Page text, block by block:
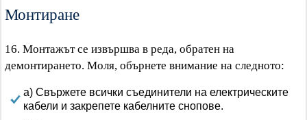
Монтиране
16. Монтажът се извършва в реда, обратен на
демонтирането. Моля, обърнете внимание на следното:
a) Свържете всички съединители на електрическите
кабели и закрепете кабелните снопове.